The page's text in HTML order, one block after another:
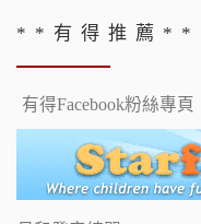
* * 有 得 推 薦 * *
有得Facebook粉絲專頁